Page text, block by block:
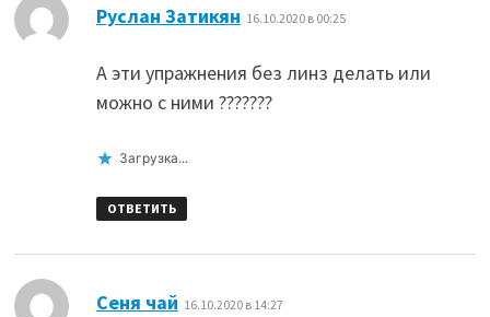
Руслан Затикян 16.10.2020 в 00:25
А эти упражнения без линз делать или
можно с ними ???????
Загрузка...
ОТВЕТИТЬ
Сеня чай 16.10.2020 в 14:27